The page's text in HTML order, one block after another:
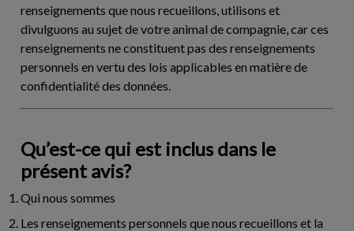
renseignements que nous recueillons, utilisons et
divulguons au sujet de votre animal de compagnie, car ces
renseignements ne constituent pas des renseignements
personnels en vertu des lois applicables en matière de
confidentialité des données.
Qu’est-ce qui est inclus dans le
présent avis?
Qui nous sommes
Les renseignements personnels que nous recueillons et la